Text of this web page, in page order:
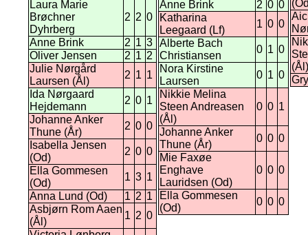
Laura Marie
Brøchner
Dyhrberg
2 2 0
Anne Brink 2 1 3
Oliver Jensen
2 1 2
Julie Nørgård
Laursen (Ål)
2 1 1
Ida Nørgaard
Hejdemann
2 0 1
Johanne Anker
Thune (År)
2 0 0
Isabella Jensen
(Od)
2 0 0
Ella Gommesen
(Od)
1 3 1
Anna Lund (Od)
1 2 1
Asbjørn Rom Aaen
(Ål)
1 2 0
Anne Brink
2 0 0
Katharina
Leegaard (Lf)
1 0 0
Alberte Bach
Christiansen
0 1 0
Nora Kirstine
Laursen
0 1 0
Nikkie Melina
Steen Andreasen
(Ål)
0 0 1
Johanne Anker
Thune (År)
0 0 0
Mie Faxøe
Enghave
Lauridsen (Od)
0 0 0
Ella Gommesen
(Od)
0 0 0
(Ål)